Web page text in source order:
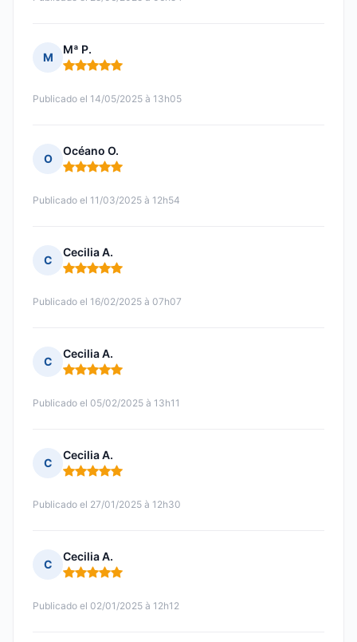
M
Mª P.
Nota: 5 de 5
Publicado el 14/05/2025 à 13h05
O
Océano O.
Nota: 5 de 5
Publicado el 11/03/2025 à 12h54
C
Cecilia A.
Nota: 5 de 5
Publicado el 16/02/2025 à 07h07
C
Cecilia A.
Nota: 5 de 5
Publicado el 05/02/2025 à 13h11
C
Cecilia A.
Nota: 5 de 5
Publicado el 27/01/2025 à 12h30
C
Cecilia A.
Nota: 5 de 5
Publicado el 02/01/2025 à 12h12